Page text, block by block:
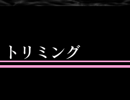
​トリミング